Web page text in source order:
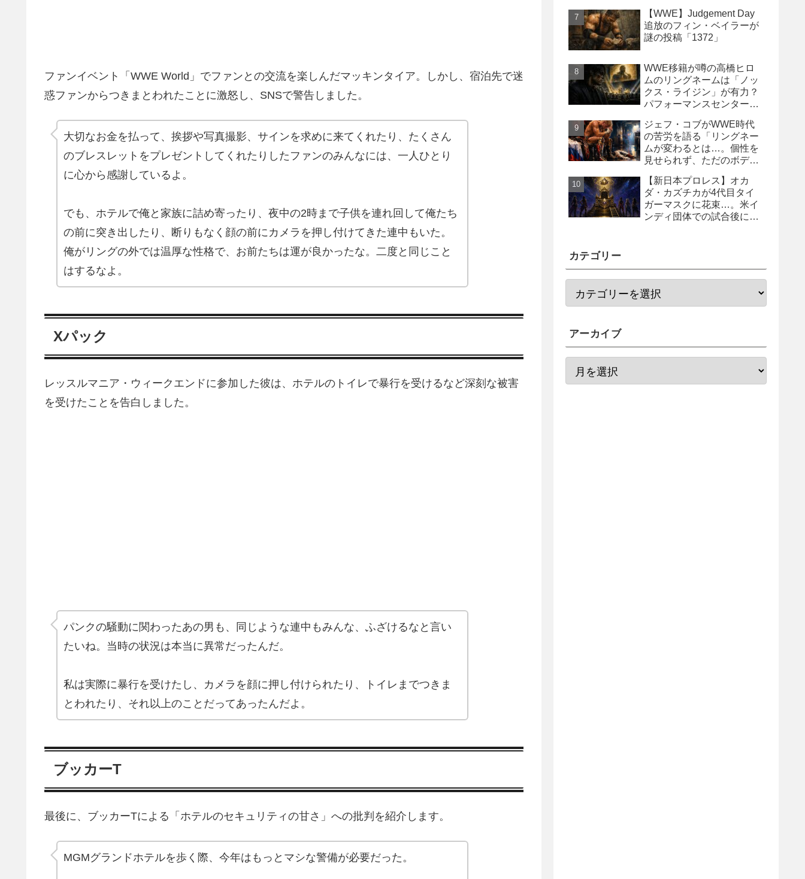
ファンイベント「WWE World」でファンとの交流を楽しんだマッキンタイア。しかし、宿泊先で迷
惑ファンからつきまとわれたことに激怒し、SNSで警告しました。
大切なお金を払って、挨拶や写真撮影、サインを求めに来てくれたり、たくさん
のブレスレットをプレゼントしてくれたりしたファンのみんなには、一人ひとり
に心から感謝しているよ。
でも、ホテルで俺と家族に詰め寄ったり、夜中の2時まで子供を連れ回して俺たち
の前に突き出したり、断りもなく顔の前にカメラを押し付けてきた連中もいた。
俺がリングの外では温厚な性格で、お前たちは運が良かったな。二度と同じこと
はするなよ。
Xパック
レッスルマニア・ウィークエンドに参加した彼は、ホテルのトイレで暴行を受けるなど深刻な被害
を受けたことを告白しました。
パンクの騒動に関わったあの男も、同じような連中もみんな、ふざけるなと言い
たいね。当時の状況は本当に異常だったんだ。
私は実際に暴行を受けたし、カメラを顔に押し付けられたり、トイレまでつきま
とわれたり、それ以上のことだってあったんだよ。
ブッカーT
最後に、ブッカーTによる「ホテルのセキュリティの甘さ」への批判を紹介します。
MGMグランドホテルを歩く際、今年はもっとマシな警備が必要だった。
るべき」
【WWE】Judgement Day
追放のフィン・ベイラーが
謎の投稿「1372」
WWE移籍が噂の高橋ヒロ
ムのリングネームは「ノッ
クス・ライジン」が有力？
パフォーマンスセンター入
ジェフ・コブがWWE時代
の苦労を語る「リングネー
ムが変わるとは…。個性を
見せられず、ただのボディ
【新日本プロレス】オカ
ダ・カズチカが4代目タイ
ガーマスクに花束…。米イ
ンディ団体での試合後にサ
カテゴリー
アーカイブ